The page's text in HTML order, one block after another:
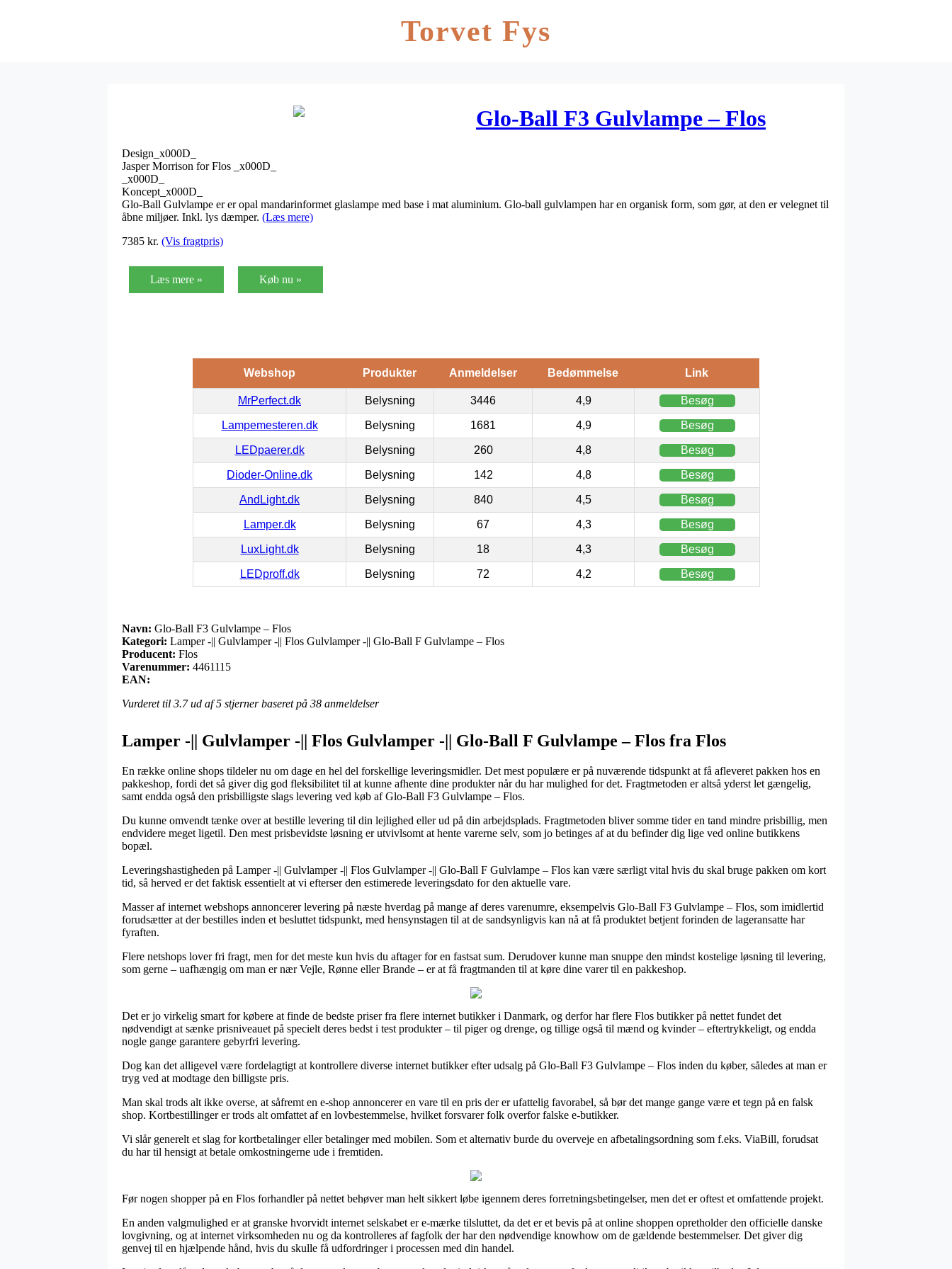
Torvet Fys
Glo-Ball F3 Gulvlampe – Flos
Design_x000D_
Jasper Morrison for Flos _x000D_
_x000D_
Koncept_x000D_
Glo-Ball Gulvlampe er er opal mandarinformet glaslampe med base i mat aluminium. Glo-ball gulvlampen har en organisk form, som gør, at den er velegnet til
åbne miljøer. Inkl. lys dæmper. (Læs mere)
7385 kr. (Vis fragtpris)
Læs mere » Køb nu »
Webshop Produkter Anmeldelser Bedømmelse Link
MrPerfect.dk Belysning 3446 4,9 Besøg
Lampemesteren.dk Belysning 1681 4,9 Besøg
LEDpaerer.dk Belysning 260 4,8 Besøg
Dioder-Online.dk Belysning 142 4,8 Besøg
AndLight.dk Belysning 840 4,5 Besøg
Lamper.dk Belysning 67 4,3 Besøg
LuxLight.dk Belysning 18 4,3 Besøg
LEDproff.dk Belysning 72 4,2 Besøg
Navn: Glo-Ball F3 Gulvlampe – Flos
Kategori: Lamper -|| Gulvlamper -|| Flos Gulvlamper -|| Glo-Ball F Gulvlampe – Flos
Producent: Flos
Varenummer: 4461115
EAN:
Vurderet til 3.7ud af 5 stjerner baseret på 38 anmeldelser
Lamper -|| Gulvlamper -|| Flos Gulvlamper -|| Glo-Ball F Gulvlampe – Flos fra Flos
En række online shops tildeler nu om dage en hel del forskellige leveringsmidler. Det mest populære er på nuværende tidspunkt at få afleveret pakken hos en
pakkeshop, fordi det så giver dig god fleksibilitet til at kunne afhente dine produkter når du har mulighed for det. Fragtmetoden er altså yderst let gængelig,
samt endda også den prisbilligste slags levering ved køb af Glo-Ball F3 Gulvlampe – Flos.
Du kunne omvendt tænke over at bestille levering til din lejlighed eller ud på din arbejdsplads. Fragtmetoden bliver somme tider en tand mindre prisbillig, men
endvidere meget ligetil. Den mest prisbevidste løsning er utvivlsomt at hente varerne selv, som jo betinges af at du befinder dig lige ved online butikkens
bopæl.
Leveringshastigheden på Lamper -|| Gulvlamper -|| Flos Gulvlamper -|| Glo-Ball F Gulvlampe – Flos kan være særligt vital hvis du skal bruge pakken om kort
tid, så herved er det faktisk essentielt at vi efterser den estimerede leveringsdato for den aktuelle vare.
Masser af internet webshops annoncerer levering på næste hverdag på mange af deres varenumre, eksempelvis Glo-Ball F3 Gulvlampe – Flos, som imidlertid
forudsætter at der bestilles inden et besluttet tidspunkt, med hensynstagen til at de sandsynligvis kan nå at få produktet betjent forinden de lageransatte har
fyraften.
Flere netshops lover fri fragt, men for det meste kun hvis du aftager for en fastsat sum. Derudover kunne man snuppe den mindst kostelige løsning til levering,
som gerne – uafhængig om man er nær Vejle, Rønne eller Brande – er at få fragtmanden til at køre dine varer til en pakkeshop.
Det er jo virkelig smart for købere at finde de bedste priser fra flere internet butikker i Danmark, og derfor har flere Flos butikker på nettet fundet det
nødvendigt at sænke prisniveauet på specielt deres bedst i test produkter – til piger og drenge, og tillige også til mænd og kvinder – eftertrykkeligt, og endda
nogle gange garantere gebyrfri levering.
Dog kan det alligevel være fordelagtigt at kontrollere diverse internet butikker efter udsalg på Glo-Ball F3 Gulvlampe – Flos inden du køber, således at man er
tryg ved at modtage den billigste pris.
Man skal trods alt ikke overse, at såfremt en e-shop annoncerer en vare til en pris der er ufattelig favorabel, så bør det mange gange være et tegn på en falsk
shop. Kortbestillinger er trods alt omfattet af en lovbestemmelse, hvilket forsvarer folk overfor falske e-butikker.
Vi slår generelt et slag for kortbetalinger eller betalinger med mobilen. Som et alternativ burde du overveje en afbetalingsordning som f.eks. ViaBill, forudsat
du har til hensigt at betale omkostningerne ude i fremtiden.
Før nogen shopper på en Flos forhandler på nettet behøver man helt sikkert løbe igennem deres forretningsbetingelser, men det er oftest et omfattende projekt.
En anden valgmulighed er at granske hvorvidt internet selskabet er e-mærke tilsluttet, da det er et bevis på at online shoppen opretholder den officielle danske
lovgivning, og at internet virksomheden nu og da kontrolleres af fagfolk der har den nødvendige knowhow om de gældende bestemmelser. Det giver dig
genvej til en hjælpende hånd, hvis du skulle få udfordringer i processen med din handel.